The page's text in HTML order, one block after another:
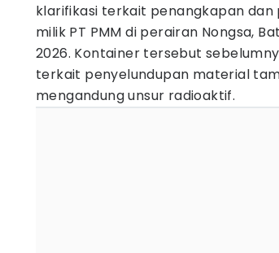
klarifikasi terkait penangkapan dan
milik PT PMM di perairan Nongsa,
2026. Kontainer tersebut
terkait penyelundupan material
mengandung unsur radioaktif.